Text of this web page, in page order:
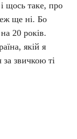
щось таке, про
ще ні. Бо
20 років.
якій я
за звичкою ті